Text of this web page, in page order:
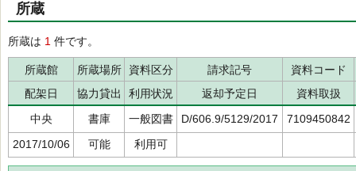
所蔵
所蔵は 1 件です。
所蔵館 所蔵場所 資料区分 請求記号
資料コード
配架日
協力貸出 利用状況 返却予定日
資料取扱
中央
書庫 一般図書 D/606.9/5129/2017
7109450842
2017/10/06
可能 利用可